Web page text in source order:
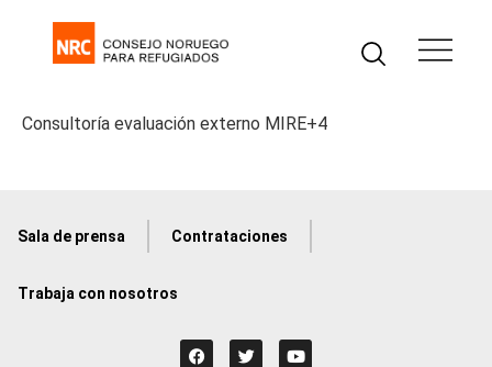
Consultoría evaluación externo MIRE+4
Sala de prensa Contrataciones
Trabaja con nosotros